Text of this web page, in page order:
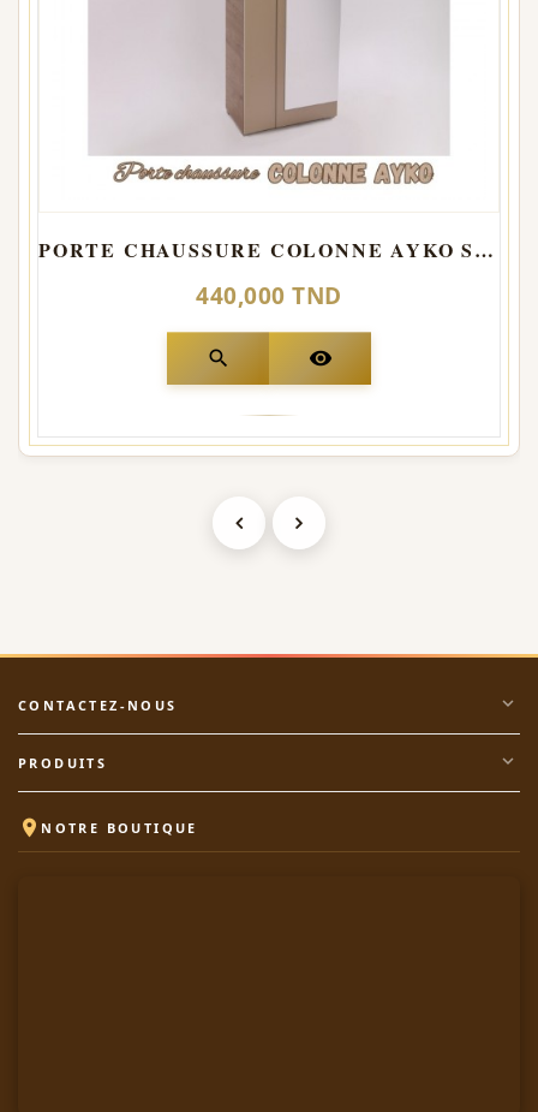
PORTE CHAUSSURE COLONNE AYKO Stone
440,000 TND
search visibility
CONTACTEZ-NOUS expand_more
PRODUITS expand_more
 NOTRE BOUTIQUE